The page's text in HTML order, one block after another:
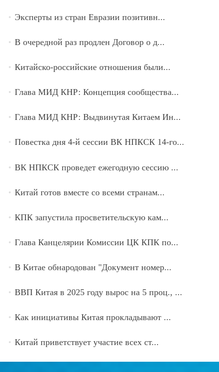
Эксперты из стран Евразии позитивн...
В очередной раз продлен Договор о д...
Китайско-российские отношения были...
Глава МИД КНР: Концепция сообщества...
Глава МИД КНР: Выдвинутая Китаем Ин...
Повестка дня 4-й сессии ВК НПКСК 14-го...
ВК НПКСК проведет ежегодную сессию ...
Китай готов вместе со всеми странам...
КПК запустила просветительскую кам...
Глава Канцелярии Комиссии ЦК КПК по...
В Китае обнародован "Документ номер...
ВВП Китая в 2025 году вырос на 5 проц., ...
Как инициативы Китая прокладывают ...
Китай приветствует участие всех ст...